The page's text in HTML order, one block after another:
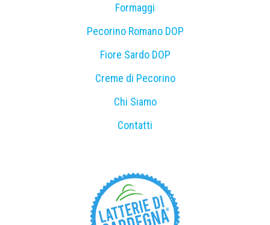
Formaggi
Pecorino Romano DOP
Fiore Sardo DOP
Creme di Pecorino
Chi Siamo
Contatti